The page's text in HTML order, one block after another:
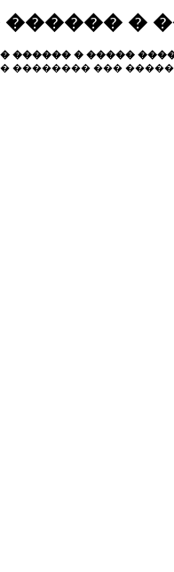
�
������ � �����
�������� ���